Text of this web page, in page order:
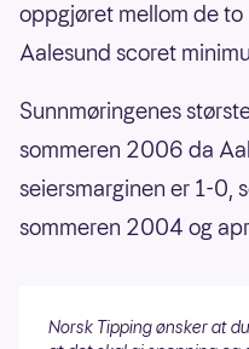
oppgjøret mellom de
Aalesund scoret
Sunnmøringenes
sommeren 2006 da
seiersmarginen er 1-0,
sommeren 2004 og
Norsk Tipping ønsker at